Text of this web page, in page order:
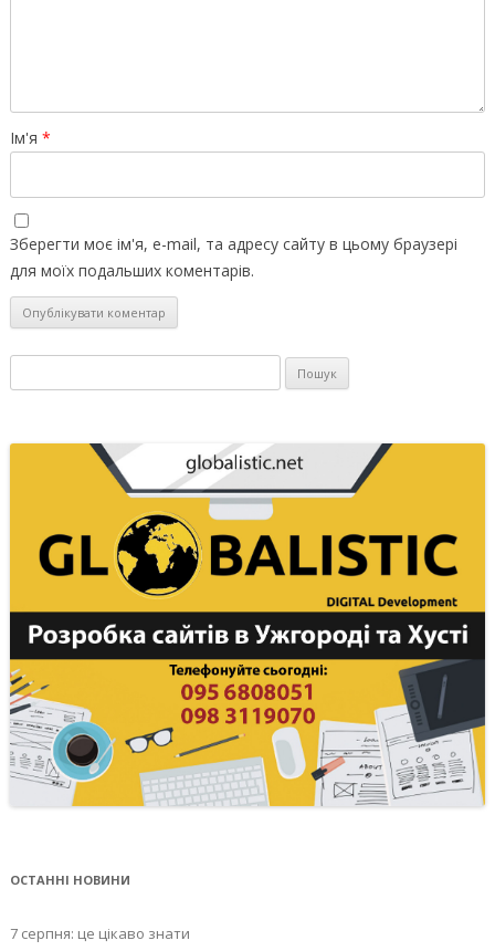
Ім'я *
Зберегти моє ім'я, e-mail, та адресу сайту в цьому браузері
для моїх подальших коментарів.
ОСТАННІ НОВИНИ
7 серпня: це цікаво знати